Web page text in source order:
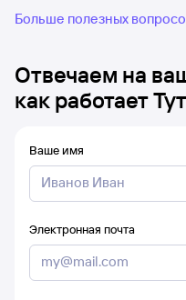
Больше полезных
Отвечаем на
как работает
Ваше имя
Электронная почта